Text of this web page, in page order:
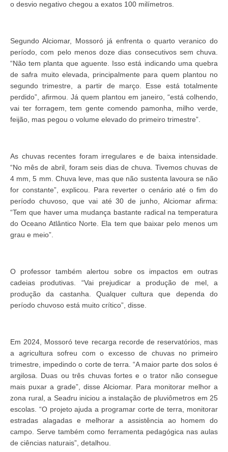
o desvio negativo chegou a exatos 100 milímetros.
Segundo Alciomar, Mossoró já enfrenta o quarto veranico do
período, com pelo menos doze dias consecutivos sem chuva.
“Não tem planta que aguente. Isso está indicando uma quebra
de safra muito elevada, principalmente para quem plantou no
segundo trimestre, a partir de março. Esse está totalmente
perdido”, afirmou. Já quem plantou em janeiro, “está colhendo,
vai ter forragem, tem gente comendo pamonha, milho verde,
feijão, mas pegou o volume elevado do primeiro trimestre”.
As chuvas recentes foram irregulares e de baixa intensidade.
“No mês de abril, foram seis dias de chuva. Tivemos chuvas de
4 mm, 5 mm. Chuva leve, mas que não sustenta lavoura se não
for constante”, explicou. Para reverter o cenário até o fim do
período chuvoso, que vai até 30 de junho, Alciomar afirma:
“Tem que haver uma mudança bastante radical na temperatura
do Oceano Atlântico Norte. Ela tem que baixar pelo menos um
grau e meio”.
O professor também alertou sobre os impactos em outras
cadeias produtivas. “Vai prejudicar a produção de mel, a
produção da castanha. Qualquer cultura que dependa do
período chuvoso está muito crítico”, disse.
Em 2024, Mossoró teve recarga recorde de reservatórios, mas
a agricultura sofreu com o excesso de chuvas no primeiro
trimestre, impedindo o corte de terra. “A maior parte dos solos é
argilosa. Duas ou três chuvas fortes e o trator não consegue
mais puxar a grade”, disse Alciomar. Para monitorar melhor a
zona rural, a Seadru iniciou a instalação de pluviômetros em 25
escolas. “O projeto ajuda a programar corte de terra, monitorar
estradas alagadas e melhorar a assistência ao homem do
campo. Serve também como ferramenta pedagógica nas aulas
de ciências naturais”, detalhou.